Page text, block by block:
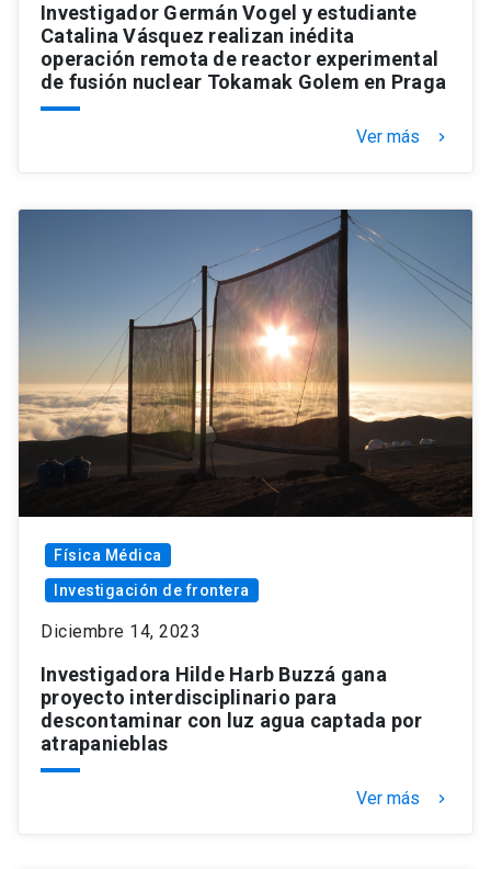
Investigador Germán Vogel y estudiante
Catalina Vásquez realizan inédita
operación remota de reactor experimental
de fusión nuclear Tokamak Golem en Praga
Ver más keyboard_arrow_right
Física Médica
Investigación de frontera
Diciembre 14, 2023
Investigadora Hilde Harb Buzzá gana
proyecto interdisciplinario para
descontaminar con luz agua captada por
atrapanieblas
Ver más keyboard_arrow_right